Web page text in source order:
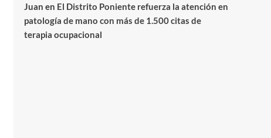
Juan en El Distrito Poniente refuerza la atención en
patología de mano con más de 1.500 citas de
terapia ocupacional